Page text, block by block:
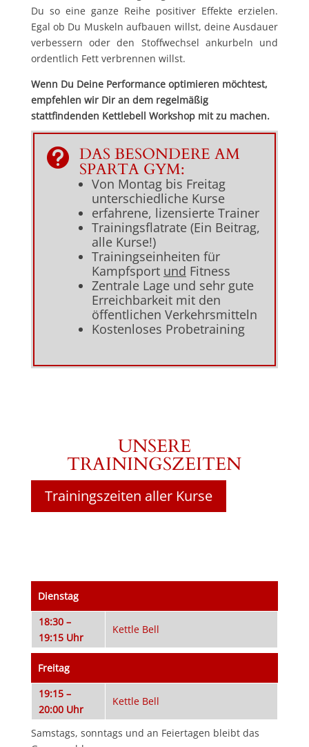
Du so eine ganze Reihe positiver Effekte erzielen.
Egal ob Du Muskeln aufbauen willst, deine Ausdauer
verbessern oder den Stoffwechsel ankurbeln und
ordentlich Fett verbrennen willst.
Wenn Du Deine Performance optimieren möchtest,
empfehlen wir Dir an dem regelmäßig
stattfindenden Kettlebell Workshop mit zu machen.
 DAS BESONDERE AM
SPARTA GYM:
Von Montag bis Freitag
unterschiedliche Kurse
erfahrene, lizensierte Trainer
Trainingsflatrate (Ein Beitrag,
alle Kurse!)
Trainingseinheiten für
Kampfsport und Fitness
Zentrale Lage und sehr gute
Erreichbarkeit mit den
öffentlichen Verkehrsmitteln
Kostenloses Probetraining
UNSERE
TRAININGSZEITEN
Trainingszeiten aller Kurse
Dienstag
18:30 –
19:15 Uhr
Kettle Bell
Freitag
19:15 –
20:00 Uhr
Kettle Bell
Samstags, sonntags und an Feiertagen bleibt das